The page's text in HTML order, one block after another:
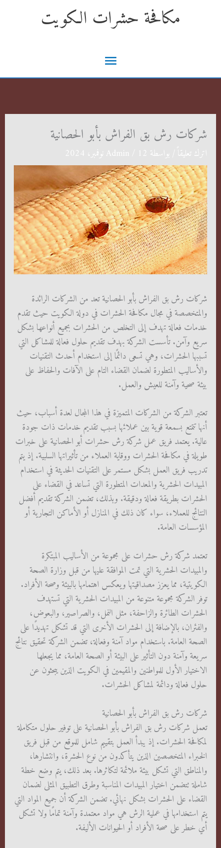
مكافحة حشرات الكويت
القائمة
الرئيسية
شركات رش بق الفراش بأبو الحصانية
اترك تعليقاً / بواسطة Admin 12 نوفمبر، 2024
شركات رش بق الفراش بأبو الحصانية تعد من الشركات الرائدة
والمتخصصة في مجال مكافحة الحشرات في دولة الكويت حيث تقدم
خدمات فعالة تهدف إلى التخلص من الحشرات بجميع أنواعها بشكل
سريع وآمن. تأسست الشركة بهدف تقديم حلول فعالة للمشاكل التي
تسببها الحشرات، وهي تسعى دائمًا إلى استخدام أحدث التقنيات
والأساليب المتطورة لضمان القضاء التام على الآفات والحفاظ على
بيئة صحية وآمنة للعيش والعمل.
تعتبر الشركة من الشركات المتميزة في هذا المجال لعدة أسباب، حيث
أنها تتمتع بسمعة قوية بين عملائها بسبب تقديم خدمات ذات جودة
عالية. يعتمد فريق عمل شركة رش حشرات أبو الحصانية على خبرات
طويلة في مكافحة الحشرات ووقاية العملاء من تأثيراتها السلبية. إذ يتم
تدريب فريق العمل بشكل مستمر على التقنيات الحديثة في استخدام
المبيدات الحشرية والمعدات المتطورة التي تساعد في القضاء على
الحشرات بطريقة فعالة ودقيقة. وبذلك، تضمن الشركة تقديم أفضل
النتائج للعملاء، سواء كان ذلك في المنازل أو الأماكن التجارية أو
المؤسسات العامة.
تعتمد شركة رش حشرات على مجموعة من الأساليب المبتكرة
والمبيدات الحشرية التي تمت الموافقة عليها من قبل وزارة الصحة
الكويتية، مما يعزز مصداقيتها ويعكس اهتمامها بالبيئة وصحة الأفراد.
توفر الشركة مجموعة متنوعة من المبيدات الحشرية التي تستهدف
الحشرات الطائرة والزاحفة، مثل النمل، والصراصير، والبعوض،
والفئران، بالإضافة إلى الحشرات الأخرى التي قد تشكل تهديدًا على
الصحة العامة. باستخدام مواد آمنة وفعالة، تضمن الشركة تحقيق نتائج
سريعة وآمنة دون التأثير على البيئة أو الصحة العامة، مما يجعلها
الاختيار الأول للمواطنين والمقيمين في الكويت الذين يبحثون عن
حلول فعالة ودائمة لمشاكل الحشرات.
شركات رش بق الفراش بأبو الحصانية
تعمل شركات رش بق الفراش بأبو الحصانية على توفير حلول متكاملة
لمكافحة الحشرات. إذ يبدأ العمل بتقييم شامل للموقع من قبل فريق
الخبراء المتخصصين الذين يتأكدون من نوع الحشرة، وانتشارها،
والمناطق التي تشكل بيئة ملائمة لتكاثرها. بعد ذلك، يتم وضع خطة
شاملة تتضمن اختيار المبيدات المناسبة وطرق التطبيق المثلى لضمان
القضاء على الحشرات بشكل نهائي. تضمن الشركة أن جميع المواد التي
يتم استخدامها في عملية الرش هي مواد معتمدة وآمنة تمامًا ولا تشكل
أي خطر على صحة الأفراد أو الحيوانات الأليفة.